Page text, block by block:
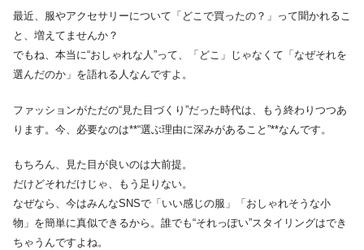
最近、服やアクセサリーについて「どこで買ったの？」って聞かれるこ
と、増えてませんか？
でもね、本当に“おしゃれな人”って、「どこ」じゃなくて「なぜそれを
選んだのか」を語れる人なんですよ。
ファッションがただの“見た目づくり”だった時代は、もう終わりつつあ
ります。今、必要なのは**“選ぶ理由に深みがあること”**なんです。
もちろん、見た目が良いのは大前提。
だけどそれだけじゃ、もう足りない。
なぜなら、今はみんなSNSで「いい感じの服」「おしゃれそうな小
物」を簡単に真似できるから。誰でも“それっぽい”スタイリングはでき
ちゃうんですよね。